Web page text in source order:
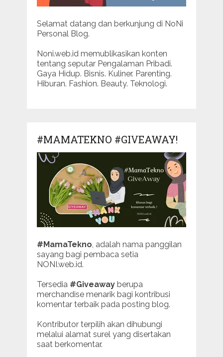
Selamat datang dan berkunjung di NoNi
Personal Blog.
Noni.web.id memublikasikan konten
tentang seputar Pengalaman Pribadi.
Gaya Hidup. Bisnis. Kuliner. Parenting.
Hiburan. Fashion. Beauty. Teknologi.
#MAMATEKNO #GIVEAWAY!
#MamaTekno , adalah nama panggilan
sayang bagi pembaca setia
NONI.web.id.
Tersedia #Giveawayberupa
merchandise menarik bagi kontribusi
komentar terbaik pada posting blog.
Kontributor terpilih akan dihubungi
melalui alamat surel yang disertakan
saat berkomentar.